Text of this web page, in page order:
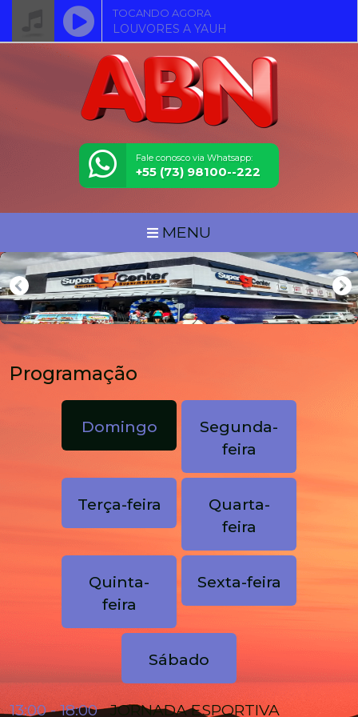
TOCANDO AGORA
LOUVORES A YAUH
Fale conosco via Whatsapp:
+55 (73) 98100--222
MENU
Programação
Domingo
Segunda-
feira
Terça-feira
Quarta-
feira
Quinta-
feira
Sexta-feira
Sábado
13:00 - 18:00 JORNADA ESPORTIVA